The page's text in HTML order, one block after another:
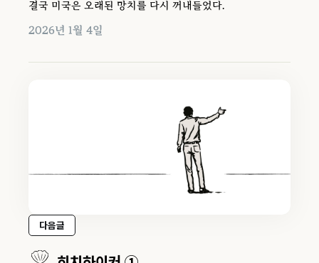
결국 미국은 오래된 망치를 다시 꺼내들었다.
2026년 1월 4일
다음글